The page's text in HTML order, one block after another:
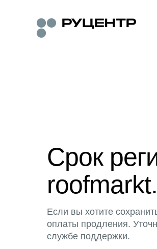
Срок
Если вы хотите
оплаты продления.
службе поддержки.